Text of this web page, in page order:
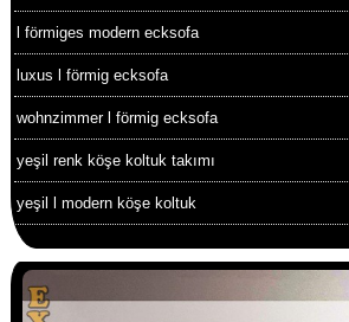
l förmiges modern ecksofa
luxus l förmig ecksofa
wohnzimmer l förmig ecksofa
yeşil renk köşe koltuk takımı
yeşil l modern köşe koltuk